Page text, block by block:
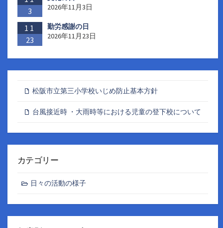
3
2026年11月3日
11
23
勤労感謝の日
2026年11月23日
松阪市立第三小学校いじめ防止基本方針
台風接近時 ・大雨時等における児童の登下校について
カテゴリー
日々の活動の様子